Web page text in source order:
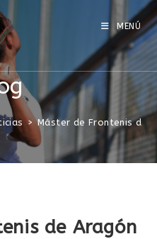
MENÚ
> Máster de Frontenis de
de Aragón